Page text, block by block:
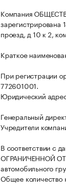
Компания
зарегистрирована
проезд, д 10 к 2,
Краткое
При регистрации
772601001.
Юридический
Генеральный
Учредители
В соответствии с
ОГРАНИЧЕННОЙ
автомобильного
Общее количество